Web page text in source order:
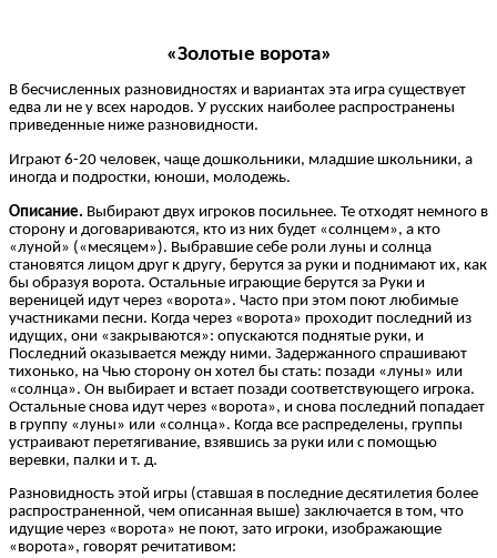
«Золотые ворота»
В бесчисленных разновидностях и вариантах эта игра существует
едва ли не у всех народов. У русских наиболее распространены
приведенные ниже разновидности.
Играют 6-20 человек, чаще дошкольники, младшие школьники, а
иногда и подростки, юноши, молодежь.
Описание. Выбирают двух игроков посильнее. Те отходят немного в
сторону и договариваются, кто из них будет «солнцем», а кто
«луной» («месяцем»). Выбравшие себе роли луны и солнца
становятся лицом друг к другу, берутся за руки и поднимают их, как
бы образуя ворота. Остальные играющие берутся за Руки и
вереницей идут через «ворота». Часто при этом поют любимые
участниками песни. Когда через «ворота» проходит последний из
идущих, они «закрываются»: опускаются поднятые руки, и
Последний оказывается между ними. Задержанного спрашивают
тихонько, на Чью сторону он хотел бы стать: позади «луны» или
«солнца». Он выбирает и встает позади соответствующего игрока.
Остальные снова идут через «ворота», и снова последний попадает
в группу «луны» или «солнца». Когда все распределены, группы
устраивают перетягивание, взявшись за руки или с помощью
веревки, палки и т. д.
Разновидность этой игры (ставшая в последние десятилетия более
распространенной, чем описанная выше) заключается в том, что
идущие через «ворота» не поют, зато игроки, изображающие
«ворота», говорят речитативом: